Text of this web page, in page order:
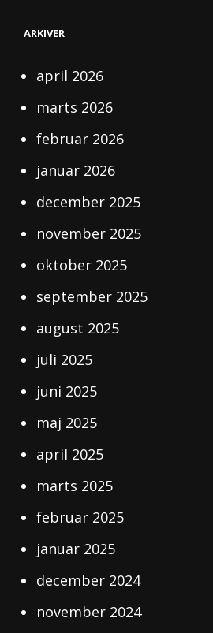
ARKIVER
april 2026
marts 2026
februar 2026
januar 2026
december 2025
november 2025
oktober 2025
september 2025
august 2025
juli 2025
juni 2025
maj 2025
april 2025
marts 2025
februar 2025
januar 2025
december 2024
november 2024